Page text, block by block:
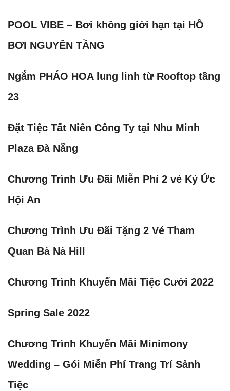
POOL VIBE – Bơi không giới hạn tại HỒ
BƠI NGUYÊN TẦNG
Ngắm PHÁO HOA lung linh từ Rooftop tầng
23
Đặt Tiệc Tất Niên Công Ty tại Nhu Minh
Plaza Đà Nẵng
Chương Trình Ưu Đãi Miễn Phí 2 vé Ký Ức
Hội An
Chương Trình Ưu Đãi Tặng 2 Vé Tham
Quan Bà Nà Hill
Chương Trình Khuyến Mãi Tiệc Cưới 2022
Spring Sale 2022
Chương Trình Khuyến Mãi Minimony
Wedding – Gói Miễn Phí Trang Trí Sảnh
Tiệc